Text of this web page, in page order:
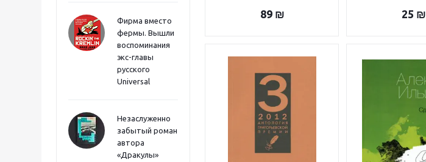
Фирма вместо
фермы. Вышли
воспоминания
экс-главы
русского
Universal
Незаслуженно
забытый роман
автора
«Дракулы»
89₪ 25 ₪